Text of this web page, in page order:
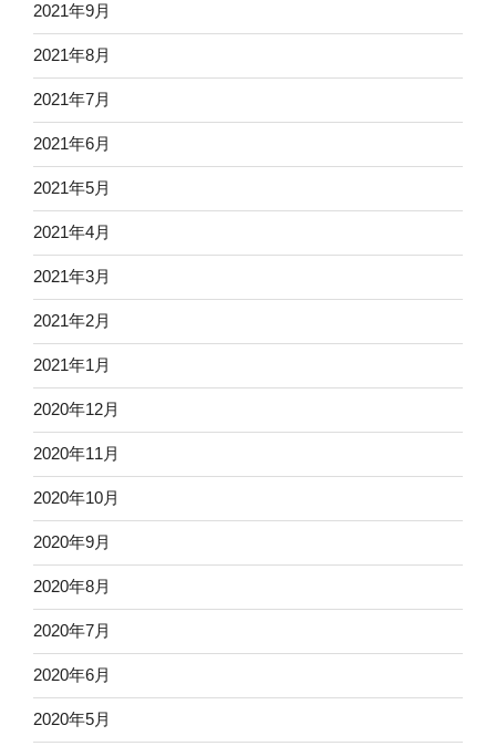
2021年9月
2021年8月
2021年7月
2021年6月
2021年5月
2021年4月
2021年3月
2021年2月
2021年1月
2020年12月
2020年11月
2020年10月
2020年9月
2020年8月
2020年7月
2020年6月
2020年5月